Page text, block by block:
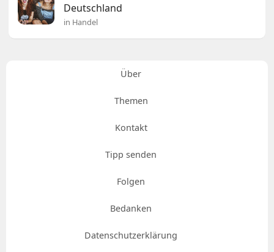
Deutschland
in Handel
Über
Themen
Kontakt
Tipp senden
Folgen
Bedanken
Datenschutzerklärung